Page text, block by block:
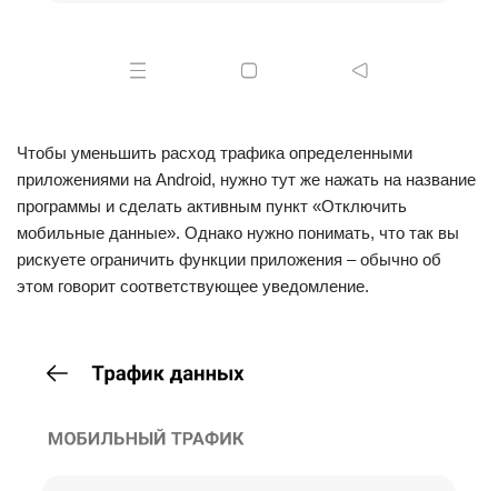
Чтобы уменьшить расход трафика определенными
приложениями на Android, нужно тут же нажать на название
программы и сделать активным пункт «Отключить
мобильные данные». Однако нужно понимать, что так вы
рискуете ограничить функции приложения – обычно об
этом говорит соответствующее уведомление.